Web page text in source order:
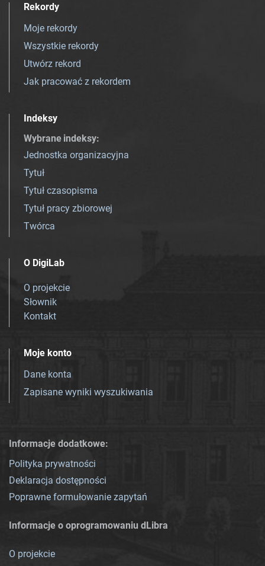
Rekordy
Moje rekordy
Wszystkie rekordy
Utwórz rekord
Jak pracować z rekordem
Indeksy
Wybrane indeksy:
Jednostka organizacyjna
Tytuł
Tytuł czasopisma
Tytuł pracy zbiorowej
Twórca
O DigiLab
O projekcie
Słownik
Kontakt
Moje konto
Dane konta
Zapisane wyniki wyszukiwania
Informacje dodatkowe:
Polityka prywatności
Deklaracja dostępności
Poprawne formułowanie zapytań
Informacje o oprogramowaniu dLibra
O projekcie